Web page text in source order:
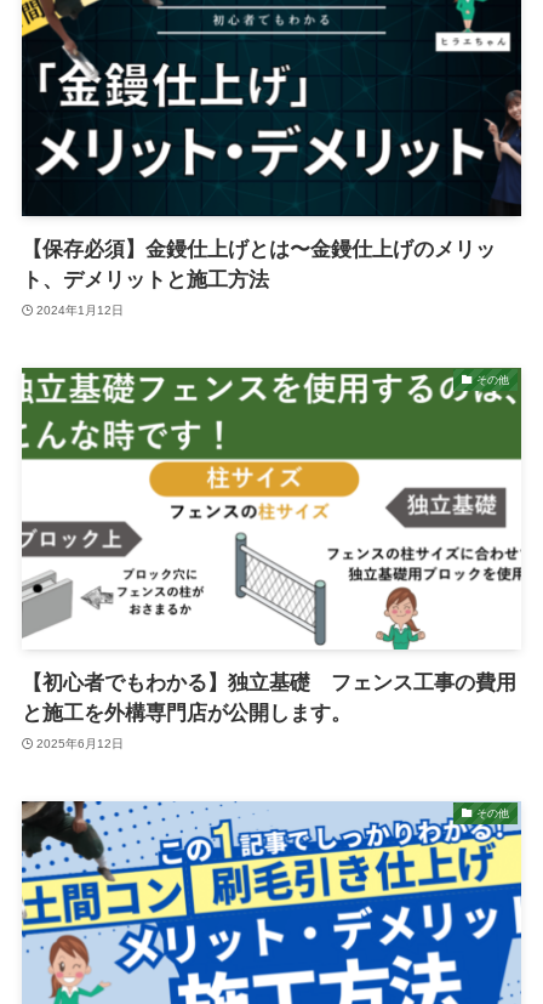
【保存必須】金鏝仕上げとは〜金鏝仕上げのメリッ
ト、デメリットと施工方法
2024年1月12日
その他
【初心者でもわかる】独立基礎 フェンス工事の費用
と施工を外構専門店が公開します。
2025年6月12日
その他